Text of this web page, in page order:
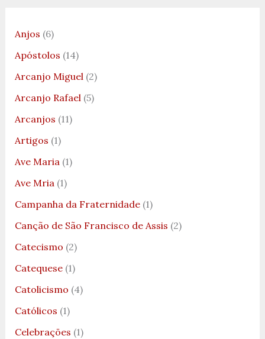
Anjos (6)
Apóstolos (14)
Arcanjo Miguel(2)
Arcanjo Rafael(5)
Arcanjos (11)
Artigos (1)
Ave Maria(1)
Ave Mria(1)
Campanha da Fraternidade(1)
Canção de São Francisco de Assis (2)
Catecismo (2)
Catequese(1)
Catolicismo (4)
Católicos (1)
Celebrações (1)